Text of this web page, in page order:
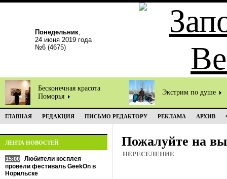
Понедельник,
24 июня 2019 года
№6 (4675)
Бесконечная красота
Поморья
Экстрим по душе
ГЛАВНАЯ РЕДАКЦИЯ ПИСЬМО РЕДАКТОРУ РЕКЛАМА АРХИВ
ЛЕНТА НОВОСТЕЙ
15:00
Любители косплея
провели фестиваль GeekOn в
Норильске
Пожалуйте на
ПЕРЕСЕЛЕНИЕ